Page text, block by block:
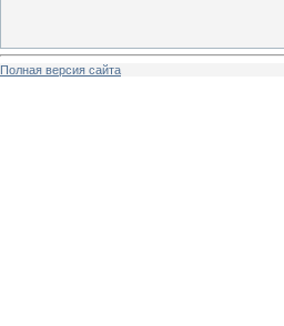
Полная версия сайта